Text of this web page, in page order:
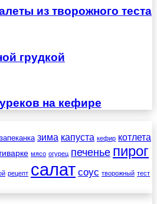
из творожного теста
грудкой
на кефире
запеканка зима капуста кефир котлета
мясо огурец печенье пирог
рецепт салат соус творожный тест